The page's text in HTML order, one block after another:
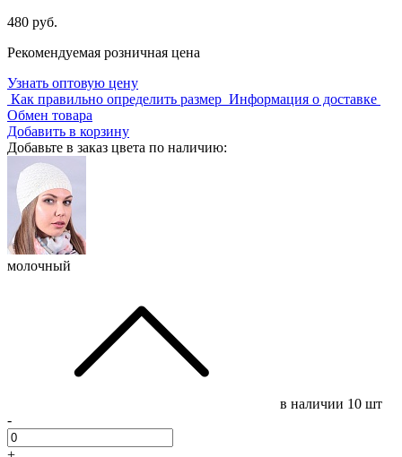
480 руб.
Рекомендуемая розничная цена
Узнать оптовую цену
Как правильно определить размер Информация о доставке
Обмен товара
Добавить в корзину
Добавьте в заказ цвета по наличию:
молочный
в наличии 10 шт
-